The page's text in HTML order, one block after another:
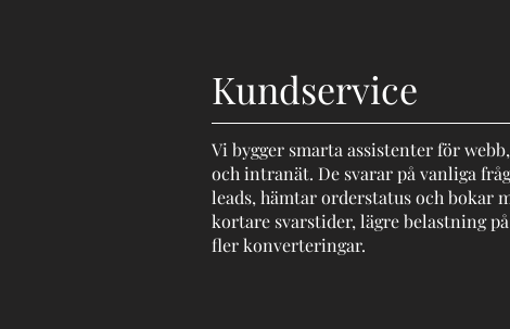
Kundservice
Vi bygger smarta assistenter för
och intranät. De svarar på vanliga
leads, hämtar orderstatus och bokar
kortare svarstider, lägre belastning
fler konverteringar.